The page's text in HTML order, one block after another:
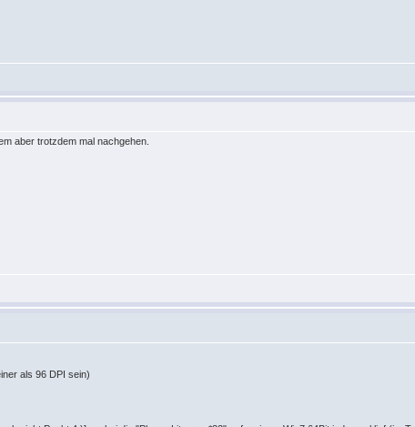
aber trotzdem mal nachgehen.
als 96 DPI sein)